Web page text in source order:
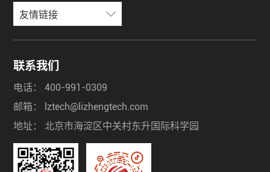
友情链接
联系我们
电话：
400-991-0309
邮箱：
lztech@lizhengtech.com
地址：
北京市海淀区中关村东升国际科学园